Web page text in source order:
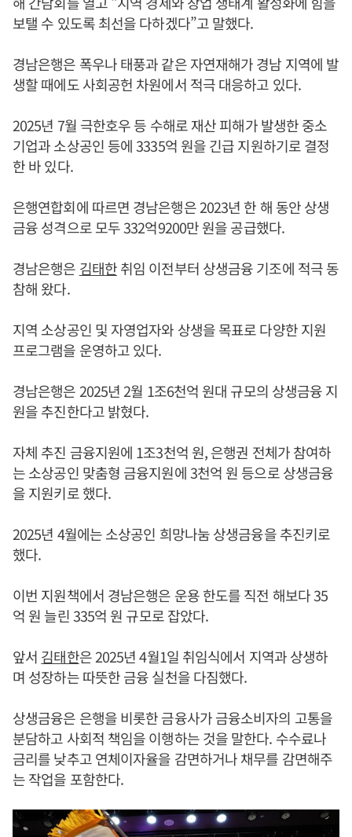
보탤 수 있도록 최선을 다하겠다”고 말했다.
경남은행은 폭우나 태풍과 같은 자연재해가 경남 지역에 발
생할 때에도 사회공헌 차원에서 적극 대응하고 있다.
2025년 7월 극한호우 등 수해로 재산 피해가 발생한 중소
기업과 소상공인 등에 3335억 원을 긴급 지원하기로 결정
한 바 있다.
은행연합회에 따르면 경남은행은 2023년 한 해 동안 상생
금융 성격으로 모두 332억9200만 원을 공급했다.
경남은행은 김태한취임 이전부터 상생금융 기조에 적극 동
참해 왔다.
지역 소상공인 및 자영업자와 상생을 목표로 다양한 지원
프로그램을 운영하고 있다.
경남은행은 2025년 2월 1조6천억 원대 규모의 상생금융 지
원을 추진한다고 밝혔다.
자체 추진 금융지원에 1조3천억 원, 은행권 전체가 참여하
는 소상공인 맞춤형 금융지원에 3천억 원 등으로 상생금융
을 지원키로 했다.
2025년 4월에는 소상공인 희망나눔 상생금융을 추진키로
했다.
이번 지원책에서 경남은행은 운용 한도를 직전 해보다 35
억 원 늘린 335억 원 규모로 잡았다.
앞서 김태한은 2025년 4월1일 취임식에서 지역과 상생하
며 성장하는 따뜻한 금융 실천을 다짐했다.
상생금융은 은행을 비롯한 금융사가 금융소비자의 고통을
분담하고 사회적 책임을 이행하는 것을 말한다. 수수료나
금리를 낮추고 연체이자율을 감면하거나 채무를 감면해주
는 작업을 포함한다.